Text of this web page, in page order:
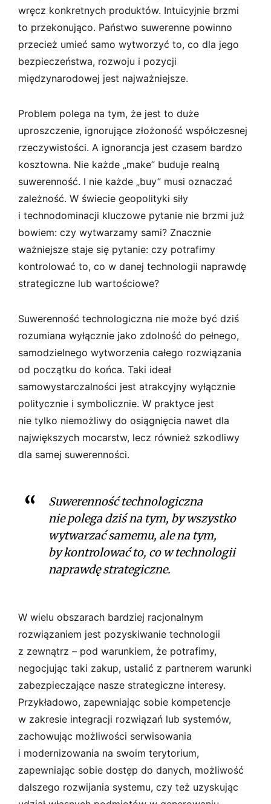
wręcz konkretnych produktów. Intuicyjnie brzmi
to przekonująco. Państwo suwerenne powinno
przecież umieć samo wytworzyć to, co dla jego
bezpieczeństwa, rozwoju i pozycji
międzynarodowej jest najważniejsze.
Problem polega na tym, że jest to duże
uproszczenie, ignorujące złożoność współczesnej
rzeczywistości. A ignorancja jest czasem bardzo
kosztowna. Nie każde „make” buduje realną
suwerenność. I nie każde „buy” musi oznaczać
zależność. W świecie geopolityki siły
i technodominacji kluczowe pytanie nie brzmi już
bowiem: czy wytwarzamy sami? Znacznie
ważniejsze staje się pytanie: czy potrafimy
kontrolować to, co w danej technologii naprawdę
strategiczne lub wartościowe?
Suwerenność technologiczna nie może być dziś
rozumiana wyłącznie jako zdolność do pełnego,
samodzielnego wytworzenia całego rozwiązania
od początku do końca. Taki ideał
samowystarczalności jest atrakcyjny wyłącznie
politycznie i symbolicznie. W praktyce jest
nie tylko niemożliwy do osiągnięcia nawet dla
największych mocarstw, lecz również szkodliwy
dla samej suwerenności.
Suwerenność technologiczna
nie polega dziś na tym, by wszystko
wytwarzać samemu, ale na tym,
by kontrolować to, co w technologii
naprawdę strategiczne.
W wielu obszarach bardziej racjonalnym
rozwiązaniem jest pozyskiwanie technologii
z zewnątrz – pod warunkiem, że potrafimy,
negocjując taki zakup, ustalić z partnerem warunki
zabezpieczające nasze strategiczne interesy.
Przykładowo, zapewniając sobie kompetencje
w zakresie integracji rozwiązań lub systemów,
zachowując możliwości serwisowania
i modernizowania na swoim terytorium,
zapewniając sobie dostęp do danych, możliwość
dalszego rozwijania systemu, czy też uzyskując